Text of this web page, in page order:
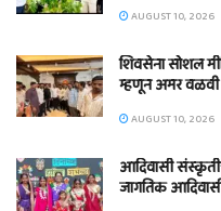
AUGUST 10, 2026
शिवसेना सोशल
म्हणून अमर वळवी
AUGUST 10, 2026
आदिवासी
जागतिक आदिवासी